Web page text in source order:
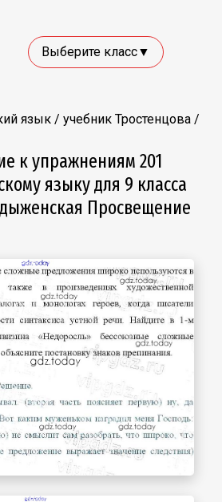
Выберите класс▼
язык / учебник Тростенцова /
к упражнениям 201
языку для 9 класса
Просвещение